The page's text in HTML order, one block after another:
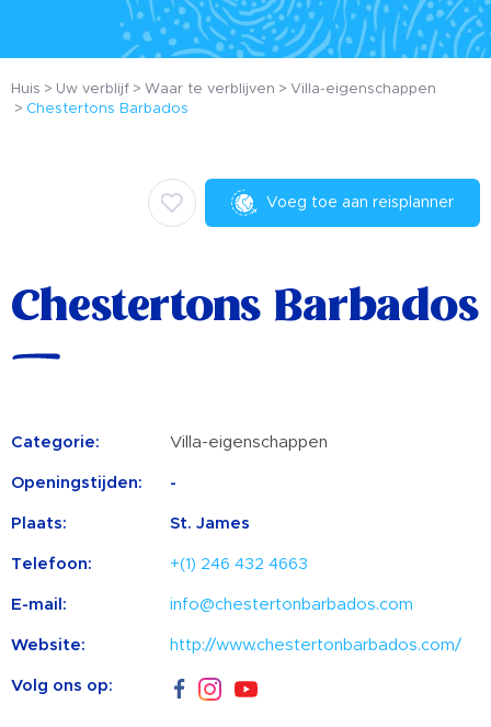
Huis Uw verblijf Waar te verblijven
Villa-eigenschappen
Chestertons Barbados
Voeg toe aan reisplanner
Chestertons Barbados
Categorie: Villa-eigenschappen
Openingstijden: -
Plaats: St. James
Telefoon: +(1) 246 432 4663
E-mail: info@chestertonbarbados.com
Website: http://www.chestertonbarbados.com/
Volg ons op: